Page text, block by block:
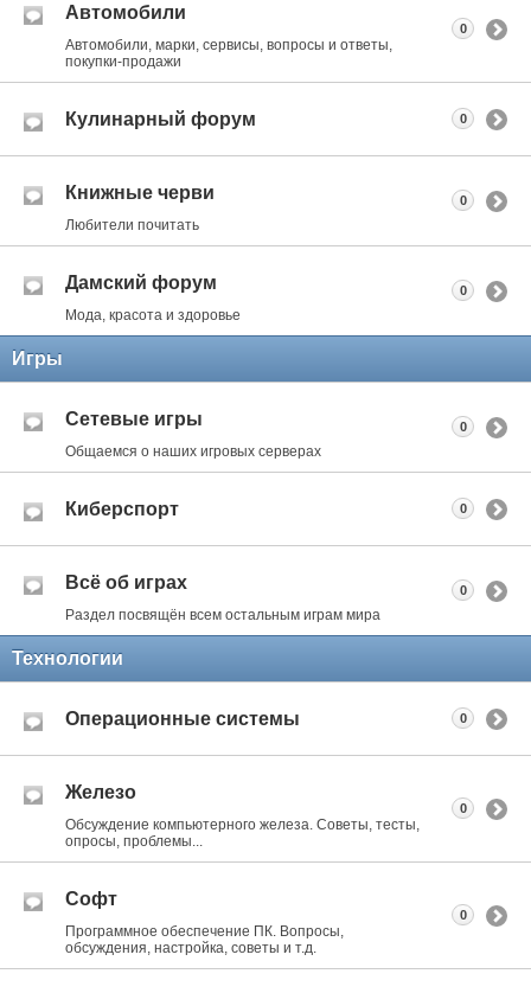
Автомобили
Автомобили, марки, сервисы, вопросы и ответы,
покупки-продажи
0
Кулинарный форум 0
Книжные черви
Любители почитать
0
Дамский форум
Мода, красота и здоровье
0
Игры
Сетевые игры
Общаемся о наших игровых серверах
0
Киберспорт 0
Всё об играх
Раздел посвящён всем остальным играм мира
0
Технологии
Операционные системы 0
Железо
Обсуждение компьютерного железа. Советы, тесты,
опросы, проблемы...
0
Софт
Программное обеспечение ПК. Вопросы,
обсуждения, настройка, советы и т.д.
0